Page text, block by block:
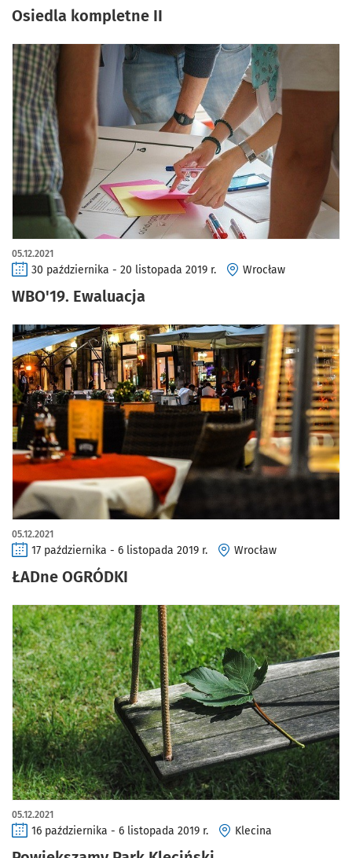
Osiedla kompletne II
WBO'19. Ewaluacja
05.12.2021
30 października - 20 listopada 2019 r. Wrocław
ŁADne OGRÓDKI
05.12.2021
17 października - 6 listopada 2019 r. Wrocław
05.12.2021
16 października - 6 listopada 2019 r. Klecina